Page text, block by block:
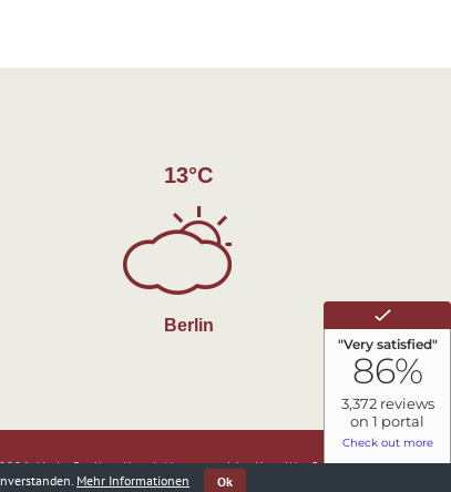
13°C
Berlin
Air in Berlin - Hotel //powered by HotelNetSolutions
Mehr Informationen Ok